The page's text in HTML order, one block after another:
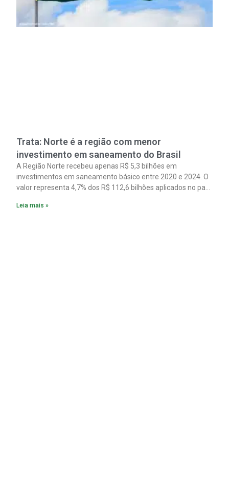
Trata: Norte é a região com menor
investimento em saneamento do Brasil
A Região Norte recebeu apenas R$ 5,3 bilhões em
investimentos em saneamento básico entre 2020 e 2024. O
valor representa 4,7% dos R$ 112,6 bilhões aplicados no país
Brasil em parceria com a GO Associados.
Leia mais »